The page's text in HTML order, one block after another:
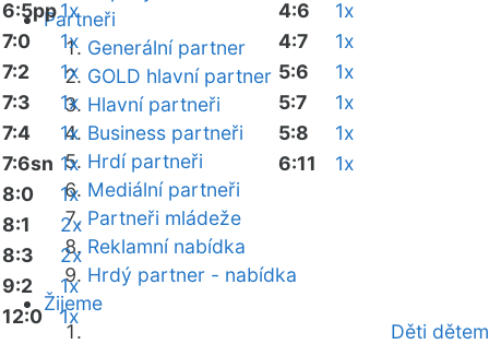
Partneři
Generální partner
GOLD hlavní partner
Hlavní partneři
Business partneři
Hrdí partneři
Mediální partneři
Partneři mládeže
Reklamní nabídka
Hrdý partner - nabídka
Žijeme
Děti dětem
6:5pp1x
7:0
1x
7:2
1x
7:3
1x
7:4
1x
7:6sn 1x
8:0
1x
8:1
2x
8:3
2x
9:2
1x
12:0
1x
4:6
1x
4:7
1x
5:6
1x
5:7
1x
5:8
1x
6:11
1x